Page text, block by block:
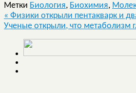
Метки Биология, Биохимия,
« Физики открыли пентакварк и
Ученые открыли, что метаболизм